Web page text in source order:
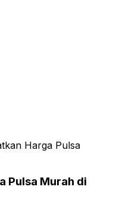
Harga Pulsa
Pulsa Murah di